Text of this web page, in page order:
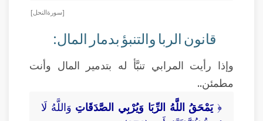
[ سورة النحل ]
قانون الربا والتنبؤ بدمار المال:
وإذا رأيت المرابي تنبَّأ له بتدمير المال وأنت
مطمئن..
﴿يَمْحَقُ اللَّهُ الرِّبَا وَيُرْبِي الصَّدَقَاتِ وَاللَّهُ لَا